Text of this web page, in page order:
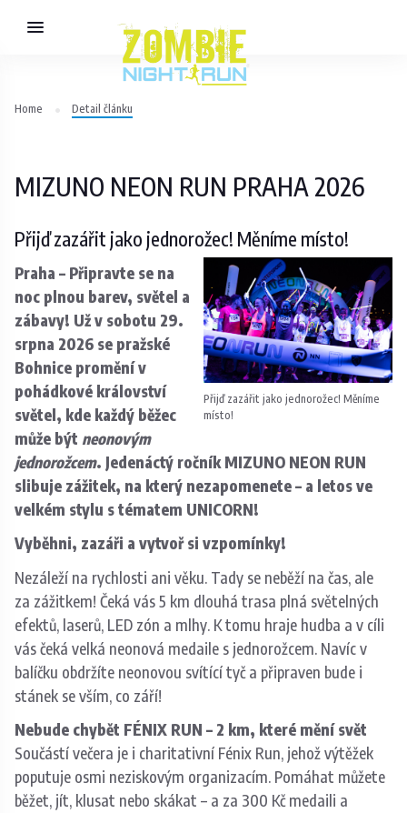
Home Detail článku
MIZUNO NEON RUN PRAHA 2026
Přijď zazářit jako jednorožec! Měníme místo!
Přijď zazářit jako jednorožec! Měníme
místo!
Praha – Připravte se na
noc plnou barev, světel a
zábavy! Už v sobotu 29.
srpna 2026 se pražské
Bohnice promění v
pohádkové království
světel, kde každý běžec
může být neonovým
jednorožcem. Jedenáctý ročník MIZUNO NEON RUN
slibuje zážitek, na který nezapomenete – a letos ve
velkém stylu s tématem UNICORN!
Vyběhni, zazáři a vytvoř si vzpomínky!
Nezáleží na rychlosti ani věku. Tady se neběží na čas, ale
za zážitkem! Čeká vás 5 km dlouhá trasa plná světelných
efektů, laserů, LED zón a mlhy. K tomu hraje hudba a v cíli
vás čeká velká neonová medaile s jednorožcem. Navíc v
balíčku obdržíte neonovou svítící tyč a připraven bude i
stánek se vším, co září!
Nebude chybět FÉNIX RUN – 2 km, které mění svět
Součástí večera je i charitativní Fénix Run, jehož výtěžek
poputuje osmi neziskovým organizacím. Pomáhat můžete
běžet, jít, klusat nebo skákat – a za 300 Kč medaili a